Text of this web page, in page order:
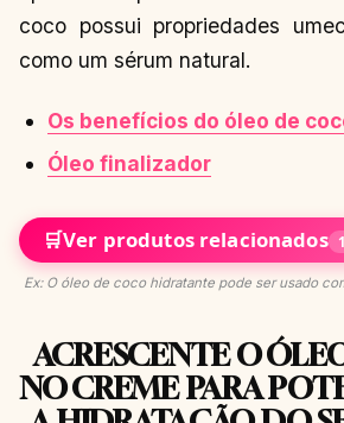
coco possui propriedades
como um sérum natural.
Os benefícios do óleo de
Óleo finalizador
🛒Ver produtos relacionados 1
Ex: O óleo de coco hidratante pode ser usado
ACRESCENTE O
NO CREME PARA